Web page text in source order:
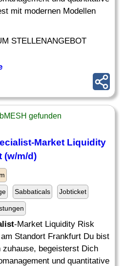
mit modernen Modellen
STELLENANGEBOT
gefunden
-Market Liquidity
(w/m/d)
Sabbaticals Jobticket
-Market Liquidity Risk
Standort Frankfurt Du bist
zuhause, begeisterst Dich
und quantitative